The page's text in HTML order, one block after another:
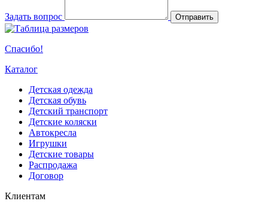
Задать вопрос Отправить
Спасибо!
Каталог
Детская одежда
Детская обувь
Детский транспорт
Детские коляски
Автокресла
Игрушки
Детские товары
Распродажа
Договор
Клиентам